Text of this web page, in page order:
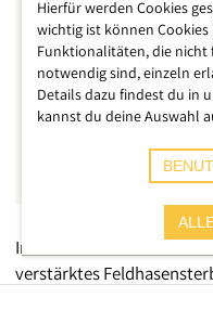
Im Herbst 2019 wurde im
verstärktes
Veterinärmedizinischen
Hierfür werden Cookies
wichtig ist können
Funktionalitäten, die
notwendig sind, einzeln
Details dazu findest du in
kannst du deine Auswahl